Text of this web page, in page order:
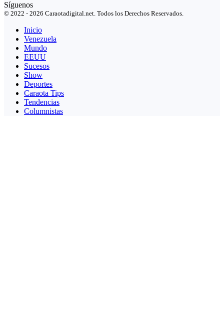
Síguenos
© 2022 - 2026 Caraotadigital.net. Todos los Derechos Reservados.
Inicio
Venezuela
Mundo
EEUU
Sucesos
Show
Deportes
Caraota Tips
Tendencias
Columnistas